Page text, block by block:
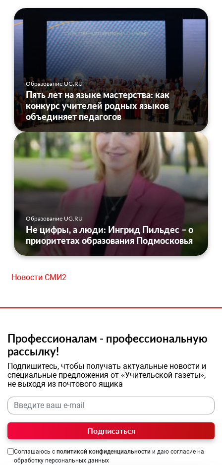
Образование UG.RU
Пять лет на языке мастерства: как
конкурс учителей родных языков
объединяет педагогов
Образование UG.RU
Не цифры, а люди: Ингрид Пильдес – о
приоритетах образования Подмосковья
Новости СМИ2
Профессионалам - профессиональную
рассылку!
Подпишитесь, чтобы получать актуальные новости и
специальные предложения от «Учительской газеты»,
не выходя из почтового ящика
Подписаться
Соглашаюсь с политикой конфиденциальности и даю согласие на
обработку персональных данных